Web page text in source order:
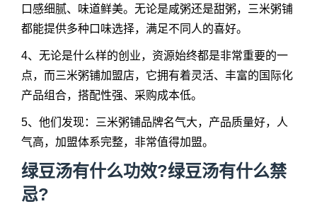
口感细腻、味道鲜美。无论是咸粥还是甜粥，三米粥铺
都能提供多种口味选择，满足不同人的喜好。
4、无论是什么样的创业，资源始终都是非常重要的一
点，而三米粥铺加盟店，它拥有着灵活、丰富的国际化
产品组合，搭配性强、采购成本低。
5、他们发现：三米粥铺品牌名气大，产品质量好，人
气高，加盟体系完整，非常值得加盟。
绿豆汤有什么功效?绿豆汤有什么禁
忌?